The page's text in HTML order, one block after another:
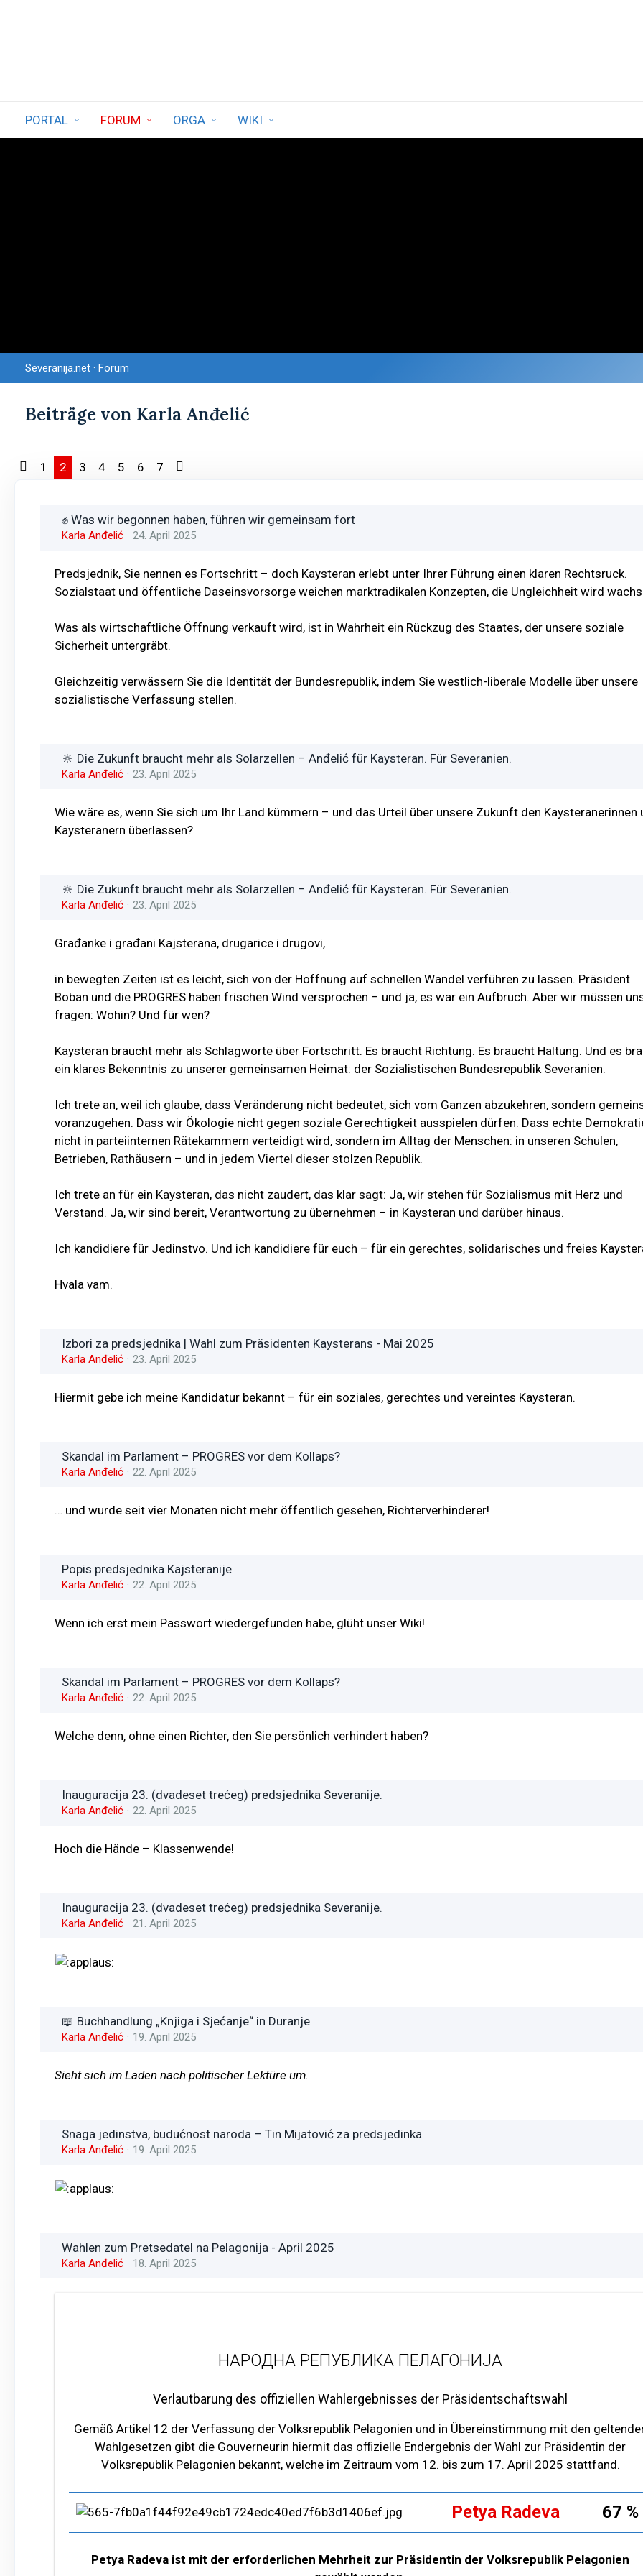
PORTAL FORUM ORGA WIKI
Severanija.net · Forum
Beiträge von Karla Anđelić
1 2 3 4 5 6 7
✊ Was wir begonnen haben, führen wir gemeinsam fort
Karla Anđelić 24. April 2025
Predsjednik, Sie nennen es Fortschritt – doch Kaysteran erlebt unter Ihrer Führung einen klaren Rechtsruck.
Sozialstaat und öffentliche Daseinsvorsorge weichen marktradikalen Konzepten, die Ungleichheit wird
Was als wirtschaftliche Öffnung verkauft wird, ist in Wahrheit ein Rückzug des Staates, der unsere soziale
Sicherheit untergräbt.
Gleichzeitig verwässern Sie die Identität der Bundesrepublik, indem Sie westlich-liberale Modelle über unsere
sozialistische Verfassung stellen.
🔆 Die Zukunft braucht mehr als Solarzellen – Anđelić für Kaysteran. Für Severanien.
Karla Anđelić 23. April 2025
Wie wäre es, wenn Sie sich um Ihr Land kümmern – und das Urteil über unsere Zukunft den Kaysteranerinnen
Kaysteranern überlassen?
🔆 Die Zukunft braucht mehr als Solarzellen – Anđelić für Kaysteran. Für Severanien.
Karla Anđelić 23. April 2025
Građanke i građani Kajsterana, drugarice i drugovi,
in bewegten Zeiten ist es leicht, sich von der Hoffnung auf schnellen Wandel verführen zu lassen. Präsident
Boban und die PROGRES haben frischen Wind versprochen – und ja, es war ein Aufbruch. Aber wir müssen
fragen: Wohin? Und für wen?
Kaysteran braucht mehr als Schlagworte über Fortschritt. Es braucht Richtung. Es braucht Haltung. Und es
ein klares Bekenntnis zu unserer gemeinsamen Heimat: der Sozialistischen Bundesrepublik Severanien.
Ich trete an, weil ich glaube, dass Veränderung nicht bedeutet, sich vom Ganzen abzukehren, sondern
voranzugehen. Dass wir Ökologie nicht gegen soziale Gerechtigkeit ausspielen dürfen. Dass echte
nicht in parteiinternen Rätekammern verteidigt wird, sondern im Alltag der Menschen: in unseren Schulen,
Betrieben, Rathäusern – und in jedem Viertel dieser stolzen Republik.
Ich trete an für ein Kaysteran, das nicht zaudert, das klar sagt: Ja, wir stehen für Sozialismus mit Herz und
Verstand. Ja, wir sind bereit, Verantwortung zu übernehmen – in Kaysteran und darüber hinaus.
Ich kandidiere für Jedinstvo. Und ich kandidiere für euch – für ein gerechtes, solidarisches und freies
Hvala vam.
Izbori za predsjednika | Wahl zum Präsidenten Kaysterans - Mai 2025
Karla Anđelić 23. April 2025
Hiermit gebe ich meine Kandidatur bekannt – für ein soziales, gerechtes und vereintes Kaysteran.
Skandal im Parlament – PROGRES vor dem Kollaps?
Karla Anđelić 22. April 2025
… und wurde seit vier Monaten nicht mehr öffentlich gesehen, Richterverhinderer!
Popis predsjednika Kajsteranije
Karla Anđelić 22. April 2025
Wenn ich erst mein Passwort wiedergefunden habe, glüht unser Wiki!
Skandal im Parlament – PROGRES vor dem Kollaps?
Karla Anđelić 22. April 2025
Welche denn, ohne einen Richter, den Sie persönlich verhindert haben?
Inauguracija 23. (dvadeset trećeg) predsjednika Severanije.
Karla Anđelić 22. April 2025
Hoch die Hände – Klassenwende!
Inauguracija 23. (dvadeset trećeg) predsjednika Severanije.
Karla Anđelić 21. April 2025
📖 Buchhandlung „Knjiga i Sjećanje“ in Duranje
Karla Anđelić 19. April 2025
Sieht sich im Laden nach politischer Lektüre um.
Snaga jedinstva, budućnost naroda – Tin Mijatović za predsjedinka
Karla Anđelić 19. April 2025
Wahlen zum Pretsedatel na Pelagonija - April 2025
Karla Anđelić 18. April 2025
НАРОДНА РЕПУБЛИКА ПЕЛАГОНИЈА
Verlautbarung des offiziellen Wahlergebnisses der Präsidentschaftswahl
Gemäß Artikel 12 der Verfassung der Volksrepublik Pelagonien und in Übereinstimmung mit den
Wahlgesetzen gibt die Gouverneurin hiermit das offizielle Endergebnis der Wahl zur Präsidentin der
Volksrepublik Pelagonien bekannt, welche im Zeitraum vom 12. bis zum 17. April 2025 stattfand.
Petya Radeva 67 %
Petya Radeva ist mit der erforderlichen Mehrheit zur Präsidentin der Volksrepublik Pelagonien